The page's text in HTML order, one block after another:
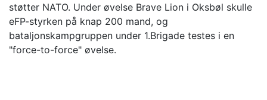
støtter NATO. Under øvelse Brave Lion i Oksbøl skulle
eFP-styrken på knap 200 mand, og
bataljonskampgruppen under 1.Brigade testes i en
"force-to-force" øvelse.